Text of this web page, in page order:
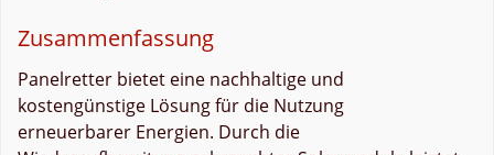
Zusammenfassung
Panelretter bietet eine nachhaltige und
kostengünstige Lösung für die Nutzung
erneuerbarer Energien. Durch die